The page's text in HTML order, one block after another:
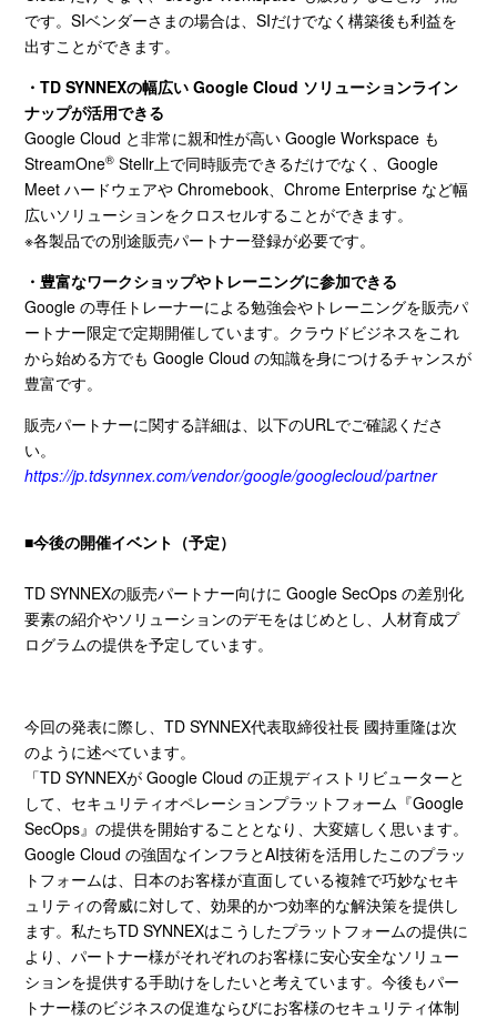
です。SIベンダーさまの場合は、SIだけでなく構築後も利益を
出すことができます。
・TD SYNNEXの幅広い Google Cloud ソリューションライン
ナップが活用できる
Google Cloud と非常に親和性が高い Google Workspace も
StreamOne® Stellr 上で同時販売できるだけでなく、Google
Meetハードウェアや Chromebook 、Chrome Enterprise など幅
広いソリューションをクロスセルすることができます。
※各製品での別途販売パートナー登録が必要です。
・豊富なワークショップやトレーニングに参加できる
Google の専任トレーナーによる勉強会やトレーニングを販売パ
ートナー限定で定期開催しています。クラウドビジネスをこれ
から始める方でも Google Cloudの知識を身につけるチャンスが
豊富です。
販売パートナーに関する詳細は、以下のURLでご確認くださ
い。
https://jp.tdsynnex.com/vendor/google/googlecloud/partner
■今後の開催イベント（予定）
TD SYNNEXの販売パートナー向けに Google SecOpsの差別化
要素の紹介やソリューションのデモをはじめとし、人材育成プ
ログラムの提供を予定しています。
今回の発表に際し、TD SYNNEX代表取締役社長 國持重隆は次
のように述べています。
「TD SYNNEXがGoogle Cloudの正規ディストリビューターと
して、セキュリティオペレーションプラットフォーム『Google
SecOps』の提供を開始することとなり、大変嬉しく思います。
Google Cloudの強固なインフラとAI技術を活用したこのプラッ
トフォームは、日本のお客様が直面している複雑で巧妙なセキ
ュリティの脅威に対して、効果的かつ効率的な解決策を提供し
ます。私たちTD SYNNEXはこうしたプラットフォームの提供に
より、パートナー様がそれぞれのお客様に安心安全なソリュー
ションを提供する手助けをしたいと考えています。今後もパー
トナー様のビジネスの促進ならびにお客様のセキュリティ体制